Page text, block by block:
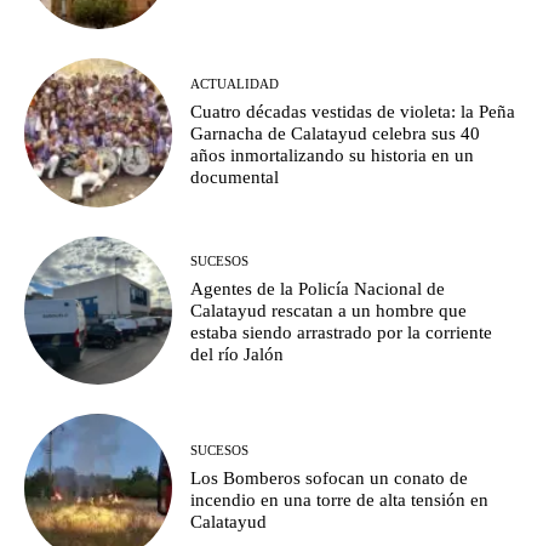
ACTUALIDAD
Cuatro décadas vestidas de violeta: la Peña
Garnacha de Calatayud celebra sus 40
años inmortalizando su historia en un
documental
SUCESOS
Agentes de la Policía Nacional de
Calatayud rescatan a un hombre que
estaba siendo arrastrado por la corriente
del río Jalón
SUCESOS
Los Bomberos sofocan un conato de
incendio en una torre de alta tensión en
Calatayud